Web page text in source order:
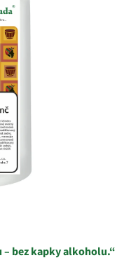
bez kapky alkoholu.“